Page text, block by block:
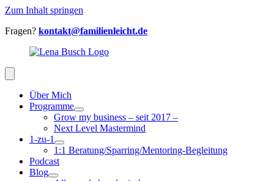
Zum Inhalt springen
Fragen? kontakt@familienleicht.de
Über Mich
Programme
Grow my business – seit 2017 –
Next Level Mastermind
1-zu-1
1:1 Beratung/Sparring/Mentoring-Begleitung
Podcast
Blog